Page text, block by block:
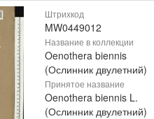
Штрихкод
MW0449012
Название в коллекции
Oenothera biennis
(Ослинник двулетний)
Принятое название
Oenothera biennis L.
(Ослинник двулетний)